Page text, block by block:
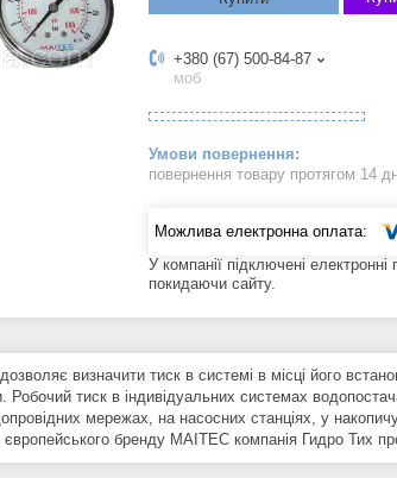
+380 (67) 500-84-87
моб
повернення товару протягом 14
У компанії підключені
покидаючи сайту.
визначити тиск в системі в місці його
Робочий тиск в індивідуальних системах
мережах, на насосних станціях, у
бренду MAITEC компанія Гидро Тих